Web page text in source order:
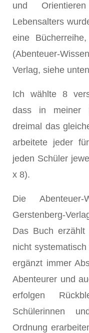
und
Lebensalters
eine
(Abenteuer-
Verlag, siehe
Ich wählte 8
dass in meiner
dreimal das
arbeitete jeder
jeden Schüler
x 8).
Die
Gerstenberg-
Das Buch
nicht
ergänzt immer
Abenteurer und
erfolgen
Schülerinnen
Ordnung